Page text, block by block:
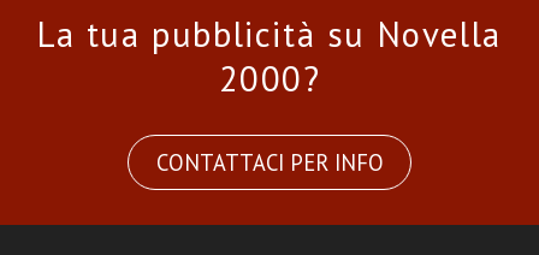
La tua pubblicità su Novella
2000?
CONTATTACI PER INFO